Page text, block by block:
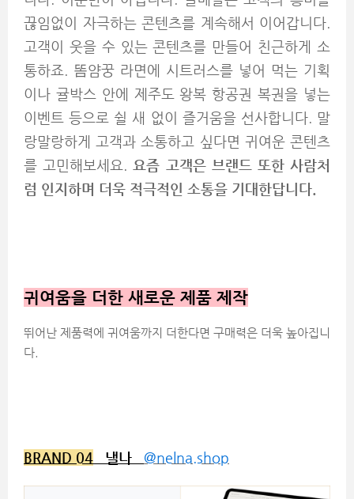
끊임없이 자극하는 콘텐츠를 계속해서 이어갑니다.
고객이 웃을 수 있는 콘텐츠를 만들어 친근하게 소
통하죠. 똠얌꿍 라면에 시트러스를 넣어 먹는 기획
이나 귤박스 안에 제주도 왕복 항공권 복권을 넣는
이벤트 등으로 쉴 새 없이 즐거움을 선사합니다. 말
랑말랑하게 고객과 소통하고 싶다면 귀여운 콘텐츠
를 고민해보세요.요즘 고객은 브랜드 또한 사람처
럼 인지하며 더욱 적극적인 소통을 기대한답니다.
귀여움을 더한 새로운 제품 제작
뛰어난 제품력에 귀여움까지 더한다면 구매력은 더욱 높아집니
다.
BRAND 04 낼나 @nelna.shop